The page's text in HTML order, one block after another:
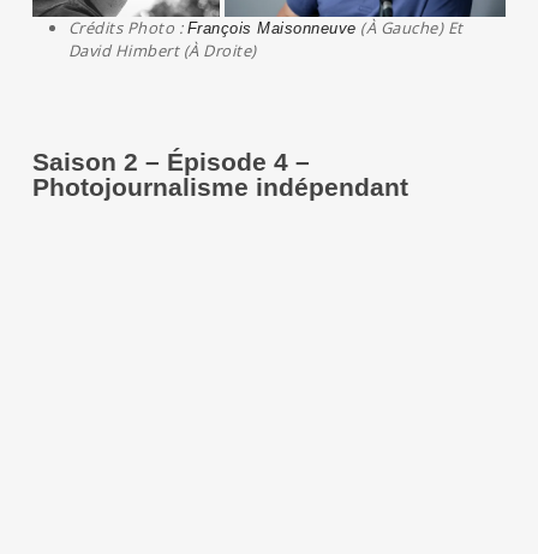
Crédits Photo : François Maisonneuve (à Gauche) Et
David Himbert (à Droite)
Saison 2 – Épisode 4 –
Photojournalisme indépendant